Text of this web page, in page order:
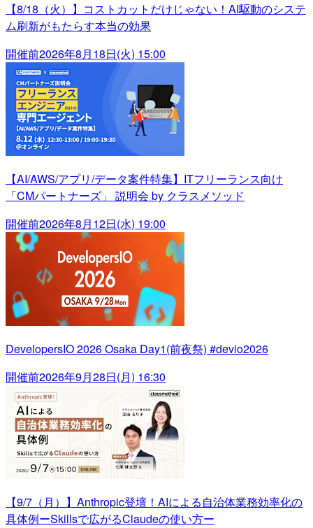
【8/18（火）】コストカットだけじゃない！AI駆動のシステ
ム刷新がもたらす本当の効果
開催前2026年8月18日(火) 15:00
【AI/AWS/アプリ/データ案件特集】ITフリーランス向け
「CMパートナーズ」 説明会 by クラスメソッド
開催前2026年8月12日(水) 19:00
DevelopersIO 2026 Osaka Day1(前夜祭) #devio2026
開催前2026年9月28日(月) 16:30
【9/7（月）】Anthropic登壇！AIによる自治体業務効率化の
具体例ーSkillsで広がるClaudeの使い方ー